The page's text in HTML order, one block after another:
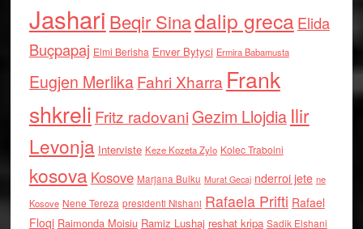
Jashari Beqir Sinadalip grecaElida
Buçpapaj Elmi Berisha Enver Bytyci Ermira Babamusta
Eugjen MerlikaFahri Xharra Frank
shkreli Fritz radovaniGezim Llojdia Ilir
Levonja Interviste Keze Kozeta Zylo Kolec Traboini
kosova Kosove Marjana Bulku Murat Gecaj nderroi jete ne
Kosove Nene Tereza presidenti Nishani Rafaela Prifti Rafael
Floqi Raimonda Moisiu Ramiz Lushaj reshat kripa Sadik Elshani